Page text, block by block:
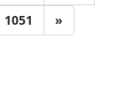
1051 »